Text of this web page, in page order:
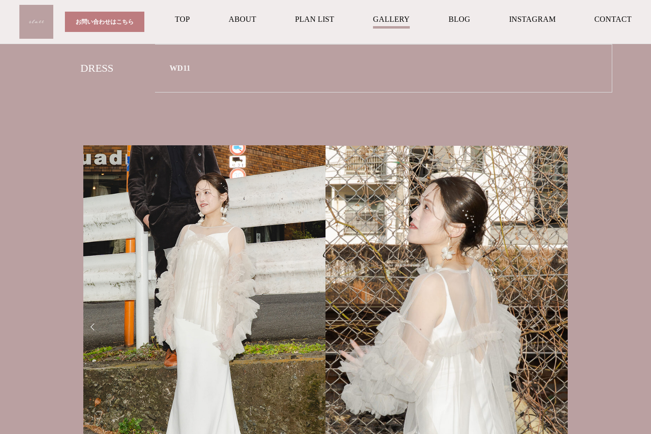
TOP ABOUT PLAN LIST GALLERY BLOG INSTAGRAM CONTACT
お問い合わせはこちら
DRESS WD11